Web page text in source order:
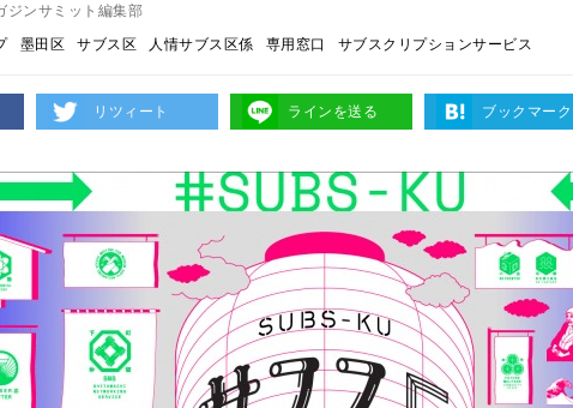
ジンサミット編集部
墨田区 サブス区 人情サブス区係 専用窓口 サブスクリプションサービス
リツィート ラインを送る ブックマーク